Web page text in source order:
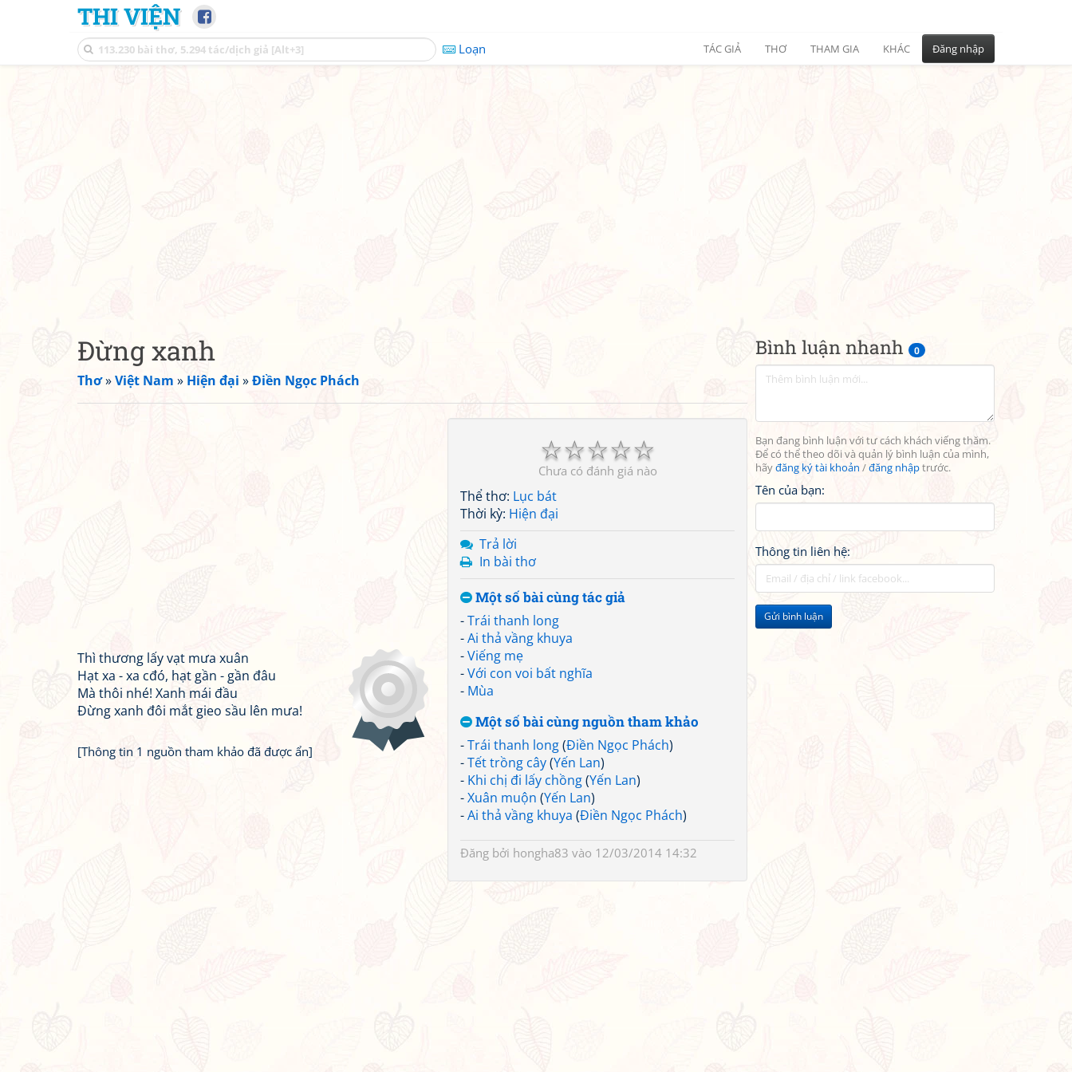
THI VIỆN
Loạn TÁC GIẢ THƠ THAM GIA KHÁC Đăng nhập
Bình luận nhanh 0
Bạn đang bình luận với tư cách khách viếng thăm.
Để có thể theo dõi và quản lý bình luận của mình,
hãyđăng ký tài khoản /đăng nhậptrước.
Tên của bạn:
Thông tin liên hệ:
Gửi bình luận
Đừng xanh
Thơ»Việt Nam » Hiện đại »Điền Ngọc Phách
☆
☆
☆
☆
☆
Chưa có đánh giá nào
Thể thơ: Lục bát
Thời kỳ: Hiện đại
Trả lời
In bài thơ
Một số bài cùng tác giả
-Trái thanh long
-Ai thả vầng khuya
-Viếng mẹ
-Với con voi bất nghĩa
- Mùa
Một số bài cùng nguồn tham khảo
-Trái thanh long(Điền Ngọc Phách)
-Tết trồng cây(Yến Lan)
- Khi chị đi lấy chồng(Yến Lan)
-Xuân muộn (Yến Lan)
-Ai thả vầng khuya (Điền Ngọc Phách)
Đăng bởi hongha83 vào 12/03/2014 14:32
Thì thương lấy vạt mưa xuân
Hạt xa - xa cđó, hạt gần - gần đâu
Mà thôi nhé! Xanh mái đầu
Đừng xanh đôi mắt gieo sầu lên mưa!
[Thông tin 1 nguồn tham khảo đã được ẩn]